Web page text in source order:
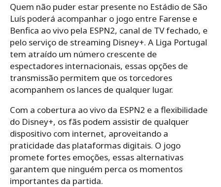
Quem não puder estar presente no Estádio de São
Luís poderá acompanhar o jogo entre Farense e
Benfica ao vivo pela ESPN2, canal de TV fechado, e
pelo serviço de streaming Disney+. A Liga Portugal
tem atraído um número crescente de
espectadores internacionais, essas opções de
transmissão permitem que os torcedores
acompanhem os lances de qualquer lugar.
Com a cobertura ao vivo da ESPN2 e a flexibilidade
do Disney+, os fãs podem assistir de qualquer
dispositivo com internet, aproveitando a
praticidade das plataformas digitais. O jogo
promete fortes emoções, essas alternativas
garantem que ninguém perca os momentos
importantes da partida.